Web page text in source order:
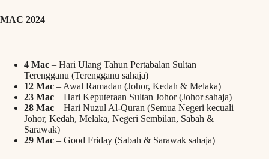
MAC 2024
4 Mac – Hari Ulang Tahun Pertabalan Sultan
Terengganu (Terengganu sahaja)
12 Mac – Awal Ramadan (Johor, Kedah & Melaka)
23 Mac – Hari Keputeraan Sultan Johor (Johor sahaja)
28 Mac – Hari Nuzul Al-Quran (Semua Negeri kecuali
Johor, Kedah, Melaka, Negeri Sembilan, Sabah &
Sarawak)
29 Mac – Good Friday (Sabah & Sarawak sahaja)